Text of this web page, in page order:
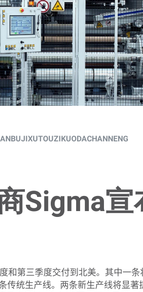
Sigma
和第三季度交付到北美。其中一条
传统生产线。两条新生产线将显